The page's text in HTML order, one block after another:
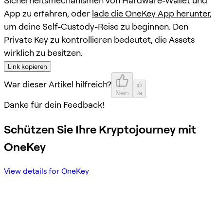
App zu erfahren, oder lade die OneKey App herunter,
um deine Self-Custody-Reise zu beginnen. Den
Private Key zu kontrollieren bedeutet, die Assets
wirklich zu besitzen.
Link kopieren
War dieser Artikel hilfreich?
Nein Ja
Danke für dein Feedback!
Schützen Sie Ihre Kryptojourney mit
OneKey
View details for OneKey